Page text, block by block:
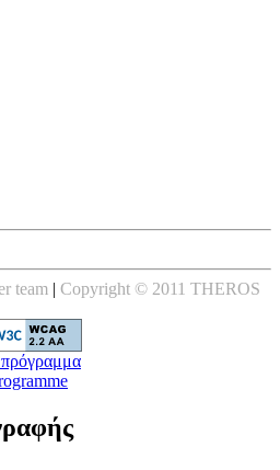
team | Copyright © 2011 THEROS